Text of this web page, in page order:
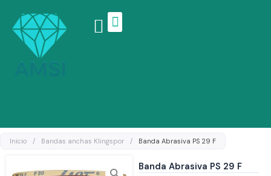
contenido
Inicio / Bandas anchas Klingspor / Banda Abrasiva PS 29 F
Banda Abrasiva PS 29 F